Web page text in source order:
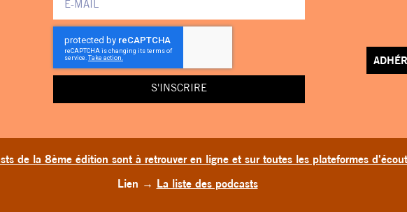
de la 8ème édition sont à retrouver en ligne et sur toutes les plateformes
Lien → La liste des podcasts
S'INSCRIRE